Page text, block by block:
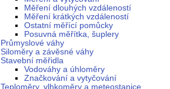
Měření dlouhých vzdáleností
Měření krátkých vzdáleností
Ostatní měřící pomůcky
Posuvná měřítka, šuplery
Průmyslové váhy
Siloměry a závěsné váhy
Stavební měřidla
Vodováhy a úhloměry
Značkování a vytyčování
Teploměry, vlhkoměry a meteostanice